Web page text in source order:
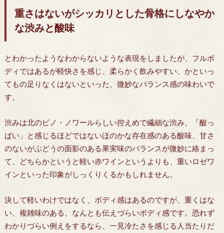
重さはないがシッカリとした骨格にしなやか
な渋みと酸味
とわかったようなわからないような表現をしましたが、フルボ
ディではあるが軽快さを感じ、柔らかく飲みやすい、かといっ
てもの足りなくはないといった、微妙なバランス感の味わいで
す。
渋みは北のピノ・ノワールらしい控えめで繊細な渋み、「酸っ
ぱい」と感じるほどではないほのかな存在感のある酸味、甘さ
のないがぶどうの面影のある果実味のバランスが微妙に絡まっ
て、どちらかというと軽い赤ワインというよりも、重いロゼワ
インといった印象がしっくりくるかもしれません。
決して軽いわけではなく、ボディ感はあるのですが、重くはな
い、複雑味のある、なんとも伝えづらいボディ感です。恐れず
わかりづらい例えをするなら、一見冷たさを感じる人当たりだ